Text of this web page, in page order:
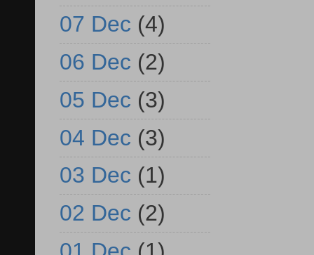
07 Dec (4)
06 Dec (2)
05 Dec (3)
04 Dec (3)
03 Dec (1)
02 Dec (2)